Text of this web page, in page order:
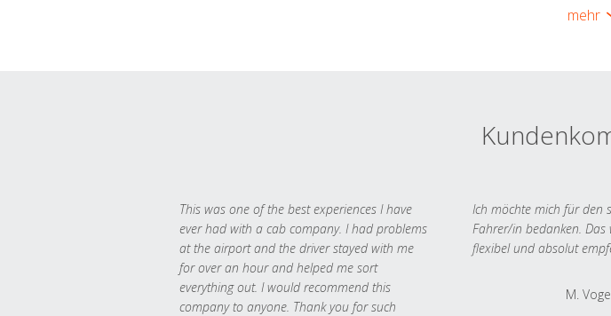
mehr
This was one of the best experiences I have
ever had with a cab company. I had problems
at the airport and the driver stayed with me
for over an hour and helped me sort
everything out. I would recommend this
company to anyone. Thank you for such
Ich möchte mich für den
Fahrer/in bedanken. Das
flexibel und absolut
M.